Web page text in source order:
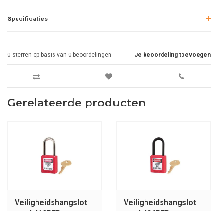
Specificaties
Je beoordeling toevoegen
0 sterren op basis van 0 beoordelingen
Gerelateerde producten
Veiligheidshangslot
Veiligheidshangslot